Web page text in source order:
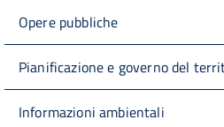
Opere pubbliche
Pianificazione e governo del
Informazioni ambientali